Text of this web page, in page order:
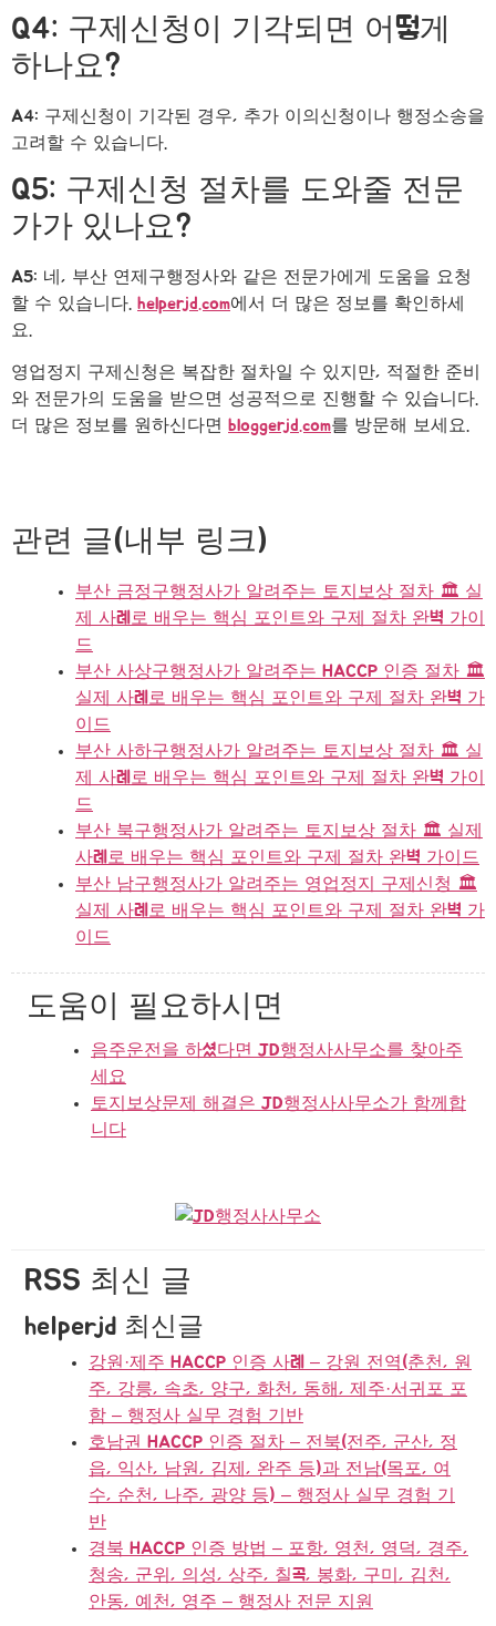
Q4: 구제신청이 기각되면 어떻게
하나요?
A4: 구제신청이 기각된 경우, 추가 이의신청이나 행정소송을
고려할 수 있습니다.
Q5: 구제신청 절차를 도와줄 전문
가가 있나요?
A5: 네, 부산 연제구행정사와 같은 전문가에게 도움을 요청
할 수 있습니다.
helperjd.com에서 더 많은 정보를 확인하세
요.
영업정지 구제신청은 복잡한 절차일 수 있지만, 적절한 준비
와 전문가의 도움을 받으면 성공적으로 진행할 수 있습니다.
더 많은 정보를 원하신다면
bloggerjd.com를 방문해 보세요.
관련 글(내부 링크)
부산 금정구행정사가 알려주는 토지보상 절차 🏛️ 실
제 사례로 배우는 핵심 포인트와 구제 절차 완벽 가이
드
부산 사상구행정사가 알려주는 HACCP 인증 절차 🏛️
실제 사례로 배우는 핵심 포인트와 구제 절차 완벽 가
이드
부산 사하구행정사가 알려주는 토지보상 절차 🏛️ 실
제 사례로 배우는 핵심 포인트와 구제 절차 완벽 가이
드
부산 북구행정사가 알려주는 토지보상 절차 🏛️ 실제
사례로 배우는 핵심 포인트와 구제 절차 완벽 가이드
부산 남구행정사가 알려주는 영업정지 구제신청 🏛️
실제 사례로 배우는 핵심 포인트와 구제 절차 완벽 가
이드
도움이 필요하시면
음주운전을 하셨다면 JD행정사사무소를 찾아주
세요
토지보상문제 해결은 JD행정사사무소가 함께합
니다
RSS 최신 글
helperjd 최신글
강원·제주 HACCP 인증 사례 – 강원 전역(춘천, 원
주, 강릉, 속초, 양구, 화천, 동해, 제주·서귀포 포
함 – 행정사 실무 경험 기반
호남권 HACCP 인증 절차 – 전북(전주, 군산, 정
읍, 익산, 남원, 김제, 완주 등)과 전남(목포, 여
수, 순천, 나주, 광양 등) – 행정사 실무 경험 기
반
경북 HACCP 인증 방법 – 포항, 영천, 영덕, 경주,
청송, 군위, 의성, 상주, 칠곡, 봉화, 구미, 김천,
안동, 예천, 영주 – 행정사 전문 지원